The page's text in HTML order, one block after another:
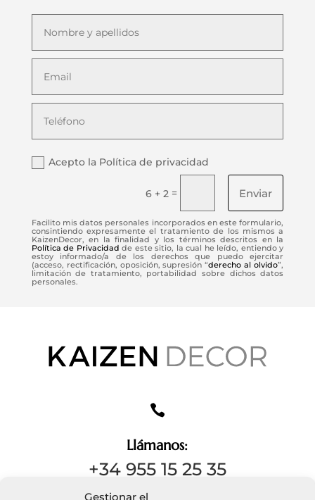
Gestionar el
Acepto la Política de privacidad
6 + 2 = Enviar
Facilito mis datos personales incorporados en este formulario,
consintiendo expresamente el tratamiento de los mismos a
KaizenDecor, en la finalidad y los términos descritos en la
Política de Privacidad de este sitio, la cual he leído, entiendo y
estoy informado/a de los derechos que puedo ejercitar
(acceso, rectificación, oposición, supresión “derecho al olvido”,
limitación de tratamiento, portabilidad sobre dichos datos
personales.

Llámanos:
+34 955 15 25 35